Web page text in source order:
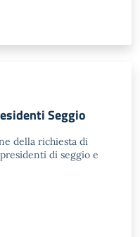
Seggio
della richiesta di
di seggio e